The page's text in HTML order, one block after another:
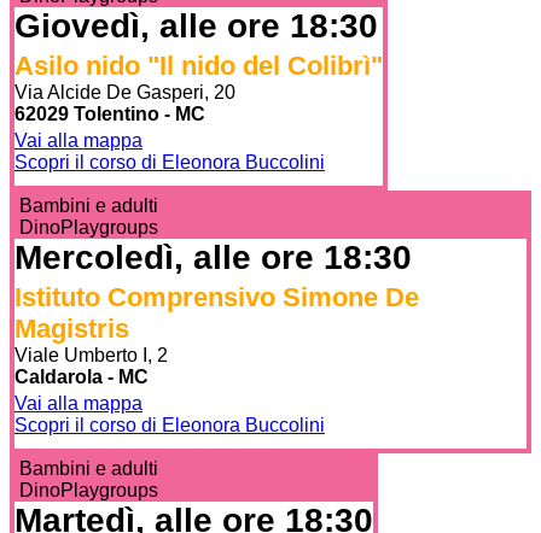
Giovedì, alle ore 18:30
Asilo nido "Il nido del Colibrì"
Via Alcide De Gasperi, 20
62029 Tolentino - MC
Vai alla mappa
Scopri il corso di Eleonora Buccolini
Bambini e adulti
DinoPlaygroups
Mercoledì, alle ore 18:30
Istituto Comprensivo Simone De
Magistris
Viale Umberto I, 2
Caldarola - MC
Vai alla mappa
Scopri il corso di Eleonora Buccolini
Bambini e adulti
DinoPlaygroups
Martedì, alle ore 18:30